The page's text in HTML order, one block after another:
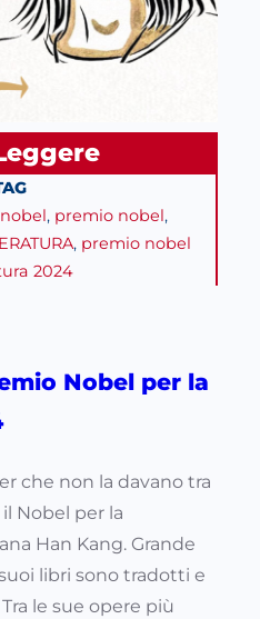
nobel, premio nobel,
, premio nobel
2024
Nobel per la
che non la davano tra
Nobel per la
Han Kang. Grande
libri sono tradotti e
le sue opere più